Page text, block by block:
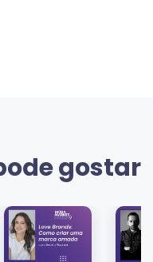
gostar